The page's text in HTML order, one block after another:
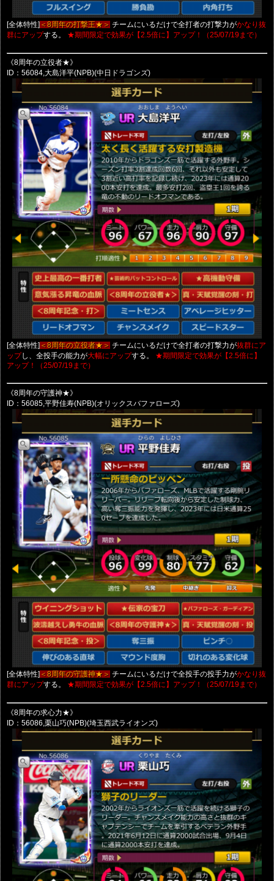
[全体特性] ＜8周年の打撃王★＞ チームにいるだけで全打者の打撃力がかなり抜
群にアップする。 ★期間限定で効果が【2.5倍に】アップ！（25/07/19まで）
《8周年の立役者★》
ID：56084,大島洋平(NPB)(中日ドラゴンズ)
[全体特性] ＜8周年の立役者★＞ チームにいるだけで全打者の打撃力が抜群にア
ップし、全投手の能力が大幅にアップする。
★期間限定で効果が【2.5倍に】
アップ！（25/07/19まで）
《8周年の守護神★》
ID：56085,平野佳寿(NPB)(オリックスバファローズ)
[全体特性] ＜8周年の守護神★＞ チームにいるだけで全投手の投手力がかなり抜
群にアップする。 ★期間限定で効果が【2.5倍に】アップ！（25/07/19まで）
《8周年の求心力★》
ID：56086,栗山巧(NPB)(埼玉西武ライオンズ)